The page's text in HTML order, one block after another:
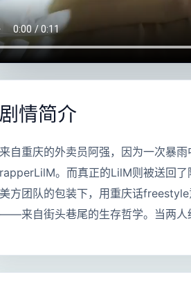
剧情简介
来自重庆的外卖员阿强，因为一次暴
rapperLilM。而真正的LilM则被送回
美方团队的包装下，用重庆话
——来自街头巷尾的生存哲学。当两人